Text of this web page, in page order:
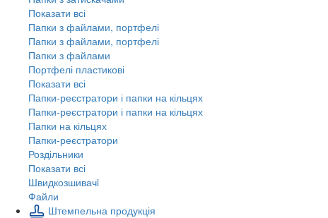
Показати всі
Папки з файлами, портфелі
Папки з файлами, портфелі
Папки з файлами
Портфелі пластикові
Показати всі
Папки-реєстратори і папки на кільцях
Папки-реєстратори і папки на кільцях
Папки на кільцях
Папки-реєстратори
Роздільники
Показати всі
Швидкозшивачi
Файли
Штемпельна продукція